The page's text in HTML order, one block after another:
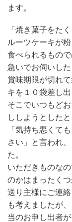
ます。
「焼き菓子をた
ルーツケーキが
食べられるもの
急いでお伺いした
賞味期限が切れ
キを１０袋差し出
そこでいつもど
ししようとしたと
「気持ち悪くて
さい」と言われ
た。
いただきものな
のかはまったくつ
送り主様にご連
も考えましたが、
当のお申し出者